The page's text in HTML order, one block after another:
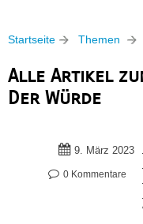
Startseite Themen
Alle Artikel
Der Würde
9. März 2023
0 Kommentare